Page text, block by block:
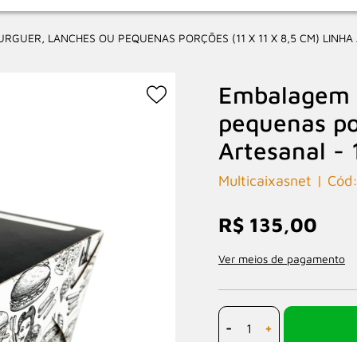
LANCHES OU PEQUENAS PORÇÕES (11 X 11 X 8,5 CM)
pequenas
Artesanal -
Multicaixasnet
R$ 135,00
Ver meios de pagamento
- +